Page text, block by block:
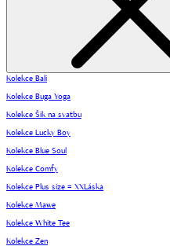
Kolekce Bali
Kolekce Buga Yoga
Kolekce Šik na svatbu
Kolekce Lucky Boy
Kolekce Blue Soul
Kolekce Comfy
Kolekce Plus size = XXLáska
Kolekce Mawe
Kolekce White Tee
Kolekce Zen